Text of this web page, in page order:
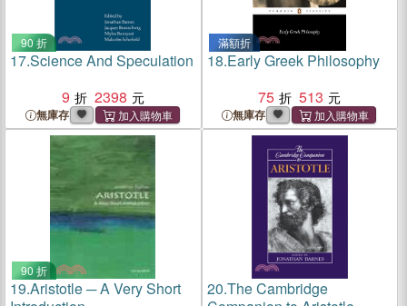
90 折
17.Science And Speculation
9
2398
無庫存
滿額折
18.Early Greek Philosophy
75
513
無庫存
90 折
19.Aristotle ─ A Very Short
20.The Cambridge